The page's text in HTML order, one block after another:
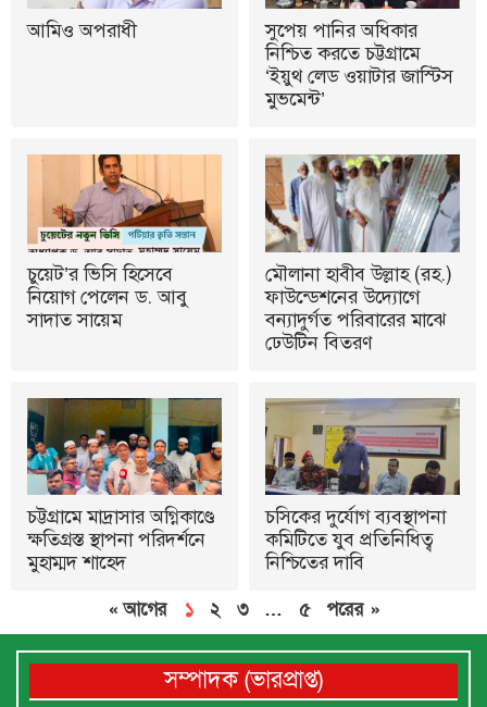
আমিও অপরাধী
সুপেয় পানির অধিকার
নিশ্চিত করতে চট্টগ্রামে
‘ইয়ুথ লেড ওয়াটার জাস্টিস
মুভমেন্ট’
চুয়েট’র ভিসি হিসেবে
নিয়োগ পেলেন ড. আবু
সাদাত সায়েম
মৌলানা হাবীব উল্লাহ (রহ.)
ফাউন্ডেশনের উদ্যোগে
বন্যাদুর্গত পরিবারের মাঝে
ঢেউটিন বিতরণ
চট্টগ্রামে মাদ্রাসার অগ্নিকাণ্ডে
ক্ষতিগ্রস্ত স্থাপনা পরিদর্শনে
মুহাম্মদ শাহেদ
চসিকের দুর্যোগ ব্যবস্থাপনা
কমিটিতে যুব প্রতিনিধিত্ব
নিশ্চিতের দাবি
« আগের ১ ২ ৩ … ৫ পরের »
সম্পাদক (ভারপ্রাপ্ত)